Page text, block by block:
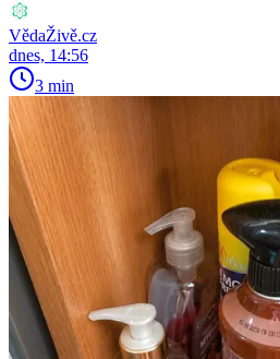
VědaŽivě.cz
dnes, 14:56
3 min